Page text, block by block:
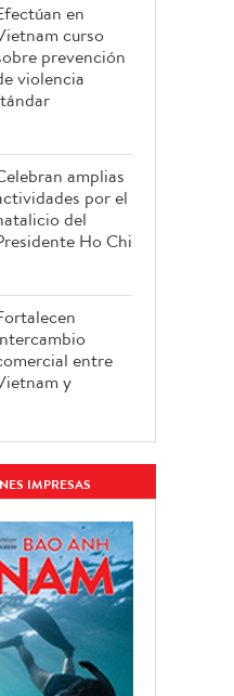
en
curso
prevención
violencia
amplias
por el
del
Ho Chi
entre
y
IMPRESAS